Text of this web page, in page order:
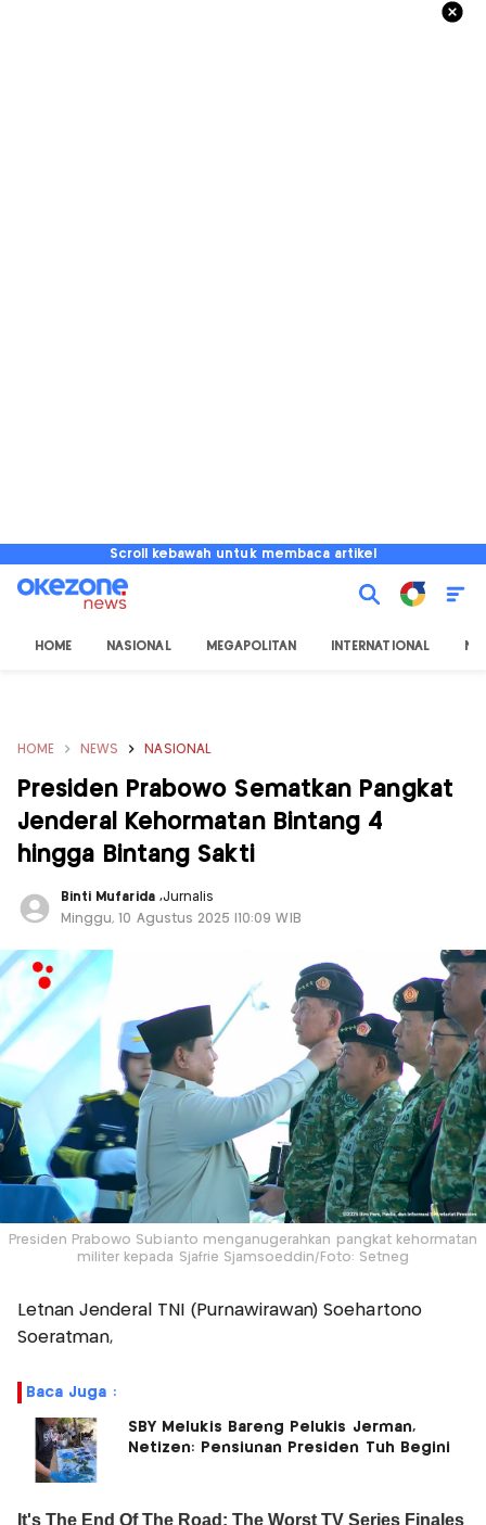
Scroll kebawah untuk membaca artikel
HOME NASIONAL MEGAPOLITAN INTERNATIONAL
HOME NEWS NASIONAL
Presiden Prabowo Sematkan Pangkat
Jenderal Kehormatan Bintang 4
hingga Bintang Sakti
Binti Mufarida ,Jurnalis
Minggu, 10 Agustus 2025 |10:09 WIB
Presiden Prabowo Subianto menganugerahkan pangkat kehormatan
militer kepada Sjafrie Sjamsoeddin/Foto: Setneg
Letnan Jenderal TNI (Purnawirawan) Soehartono
Soeratman,
Baca Juga :
SBY Melukis Bareng Pelukis Jerman,
Netizen: Pensiunan Presiden Tuh Begini